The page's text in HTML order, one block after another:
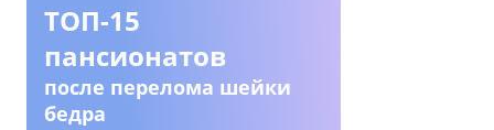
ТОП-15
пансионатов
после перелома шейки
бедра